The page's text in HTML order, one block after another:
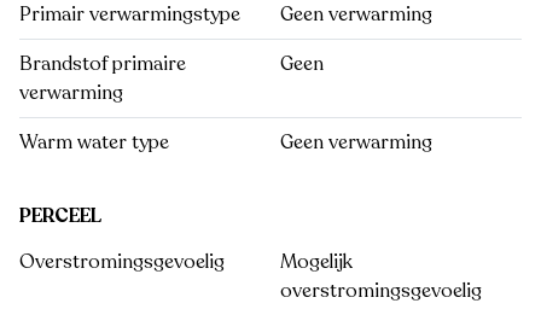
Primair verwarmingstype
Geen verwarming
Brandstof primaire
verwarming
Geen
Warm water type Geen verwarming
PERCEEL
Overstromingsgevoelig
Mogelijk
overstromingsgevoelig